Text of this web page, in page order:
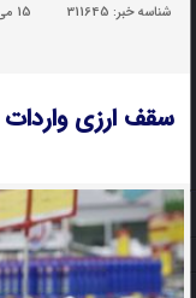
شناسه خبر:311645 15 می 2026 - 19:22
سقف ارزی